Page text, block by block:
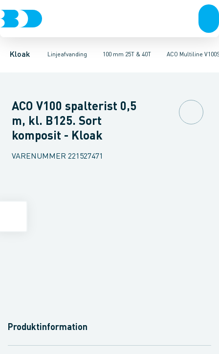
Kloak Linjeafvanding
Rør & fittingsBrøndeBrøndgodsLinjeafvanding Tanke,
100 mm 25T & 40T
100 mm 1,5T, 12,5T & 25T 100 mm 25T & 40T 100 mm 90T 150
ACO Multiline
ULMA MULTIV+ 100. Galvaniseret ULMA MULTIV+ 100.
ACO V100 spalterist 0,5
m, kl. B125. Sort
komposit - Kloak
VARENUMMER 221527471
Produktinformation